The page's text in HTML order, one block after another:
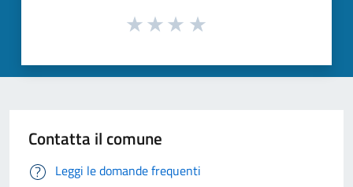
Contatta il comune
Leggi le domande frequenti